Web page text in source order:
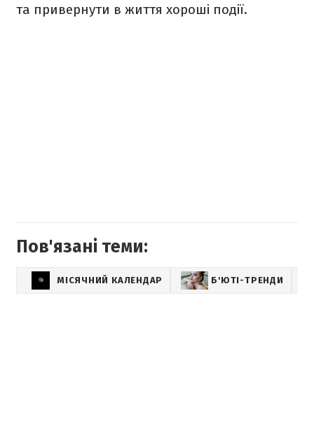
та привернути в життя хороші події.
Пов'язані теми:
МІСЯЧНИЙ КАЛЕНДАР Б'ЮТІ-ТРЕНДИ